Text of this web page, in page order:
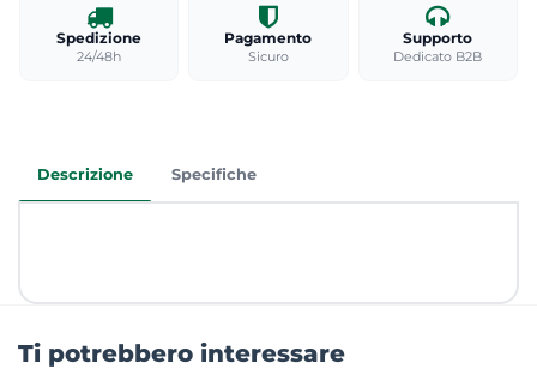
Spedizione
24/48h
Pagamento
Sicuro
Supporto
Dedicato B2B
Descrizione Specifiche
Ti potrebbero interessare